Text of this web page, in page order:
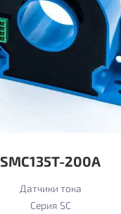
SMC135T-200A
Датчики тока
Серия SC